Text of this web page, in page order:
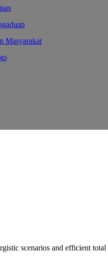
Masyarakat
scenarios and efficient